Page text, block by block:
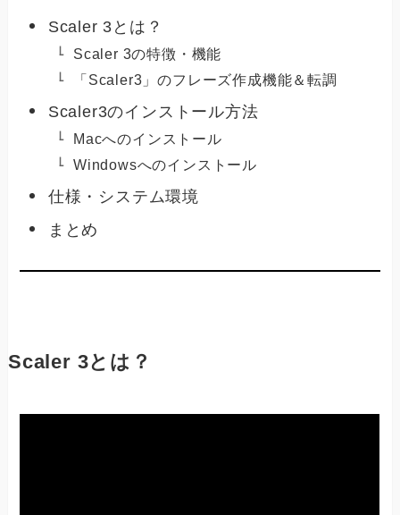
Scaler 3とは？
Scaler 3の特徴・機能
「Scaler3」のフレーズ作成機能＆転調
Scaler3のインストール方法
Macへのインストール
Windowsへのインストール
仕様・システム環境
まとめ
Scaler 3とは？